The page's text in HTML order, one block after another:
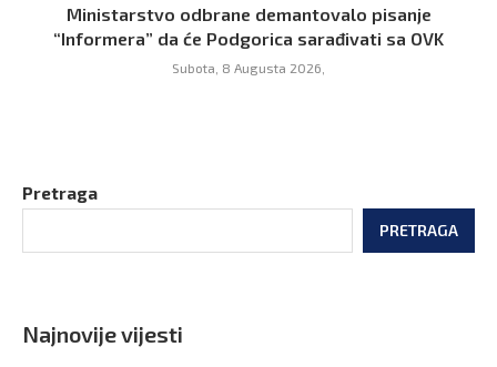
Ministarstvo odbrane demantovalo pisanje
“Informera” da će Podgorica sarađivati sa OVK
Subota, 8 Augusta 2026,
Pretraga
PRETRAGA
Najnovije vijesti